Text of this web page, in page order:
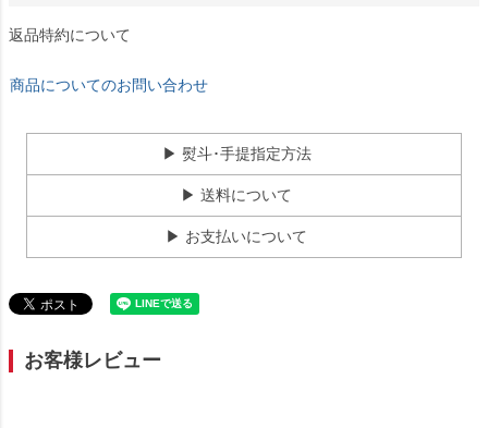
返品特約について
商品についてのお問い合わせ
▶ 熨斗･手提指定方法
▶ 送料について
▶ お支払いについて
お客様レビュー